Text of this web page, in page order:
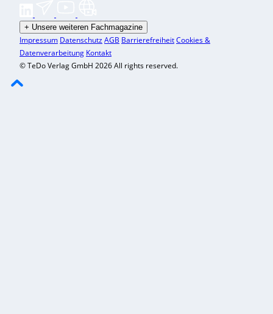
+ Unsere weiteren Fachmagazine
Impressum DatenschutzAGB BarrierefreiheitCookies &
Datenverarbeitung Kontakt
© TeDo Verlag GmbH 2026 All rights reserved.